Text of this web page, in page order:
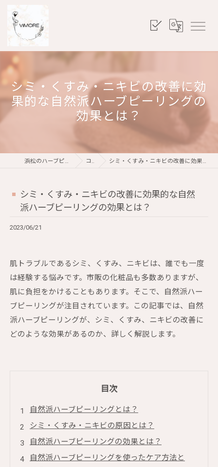
シミ・くすみ・ニキビの改善に効
果的な自然派ハーブピーリングの
効果とは？
浜松のハーブピーリングならViMORE コラム シミ・くすみ・ニキビの改善に効果的な自然派ハーブピーリングの効果とは？
シミ・くすみ・ニキビの改善に効果的な自然
派ハーブピーリングの効果とは？
2023/06/21
肌トラブルであるシミ、くすみ、ニキビは、誰でも一度
は経験する悩みです。市販の化粧品も多数ありますが、
肌に負担をかけることもあります。そこで、自然派ハー
ブピーリングが注目されています。この記事では、自然
派ハーブピーリングが、シミ、くすみ、ニキビの改善に
どのような効果があるのか、詳しく解説します。
目次
自然派ハーブピーリングとは？
シミ・くすみ・ニキビの原因とは？
自然派ハーブピーリングの効果とは？
自然派ハーブピーリングを使ったケア方法と